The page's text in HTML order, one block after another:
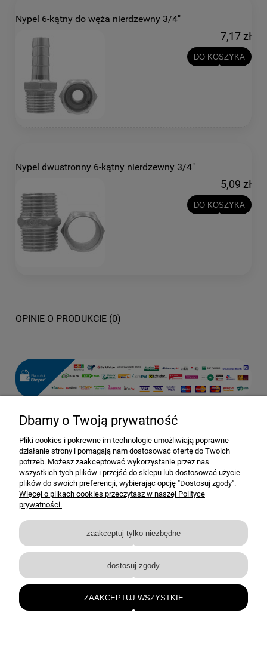
Nypel 6-kątny do węża nierdzewny 3/4"
7,17 zł
DO KOSZYKA
Nypel dwustronny 6-kątny nierdzewny 3/4"
5,09 zł
DO KOSZYKA
OPINIE O PRODUKCIE (0)
Dostawa i dostawa
Moje konto
Gwarancja i zwroty
O firmie
BEJMET — elementy nierdzewne i techniczne dla przemysłu oraz instalacji.
Dbamy o Twoją prywatność
Pliki cookies i pokrewne im technologie umożliwiają poprawne
działanie strony i pomagają nam dostosować ofertę do Twoich
potrzeb. Możesz zaakceptować wykorzystanie przez nas
wszystkich tych plików i przejść do sklepu lub dostosować użycie
plików do swoich preferencji, wybierając opcję "Dostosuj zgody".
Więcej o plikach cookies przeczytasz w naszej Polityce
prywatności.
zaakceptuj tylko niezbędne
dostosuj zgody
ZAAKCEPTUJ WSZYSTKIE